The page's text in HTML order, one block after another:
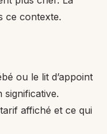
ce contexte.
ou le lit d’appoint
affiché et ce qui